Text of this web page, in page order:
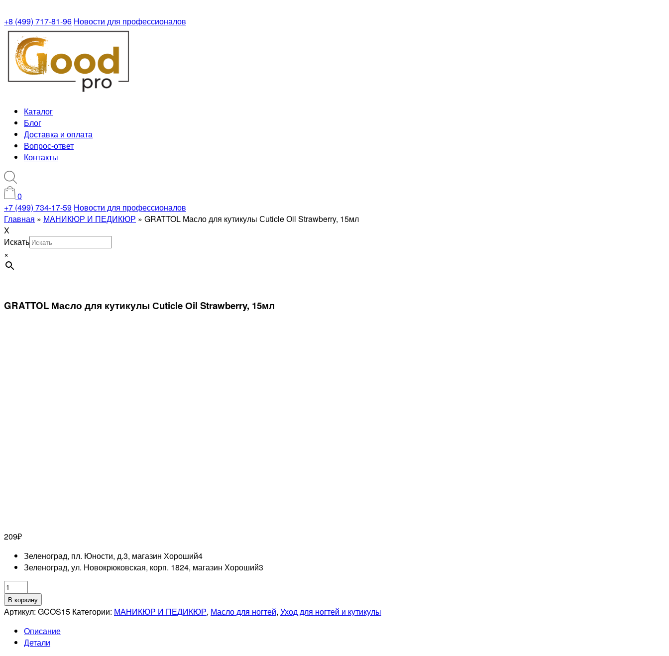
+8 (499) 717-81-96 Новости для профессионалов
Каталог
Блог
Доставка и оплата
Вопрос-ответ
Контакты
0
+7 (499) 734-17-59 Новости для профессионалов
Главная » МАНИКЮР И ПЕДИКЮР » GRATTOL Масло для кутикулы Сuticle Оil Strawberry, 15мл
X
Искать
×
GRATTOL Масло для кутикулы Сuticle Оil Strawberry, 15мл
209₽
Зеленоград, пл. Юности, д.3, магазин Хороший4
Зеленоград, ул. Новокрюковская, корп. 1824, магазин Хороший3
Количество
товара
GRATTOL
для
кутикулы
В корзину
Артикул: GCOS15 Категории: МАНИКЮР И ПЕДИКЮР, Масло для ногтей, Уход для ногтей и кутикулы
Описание
Детали